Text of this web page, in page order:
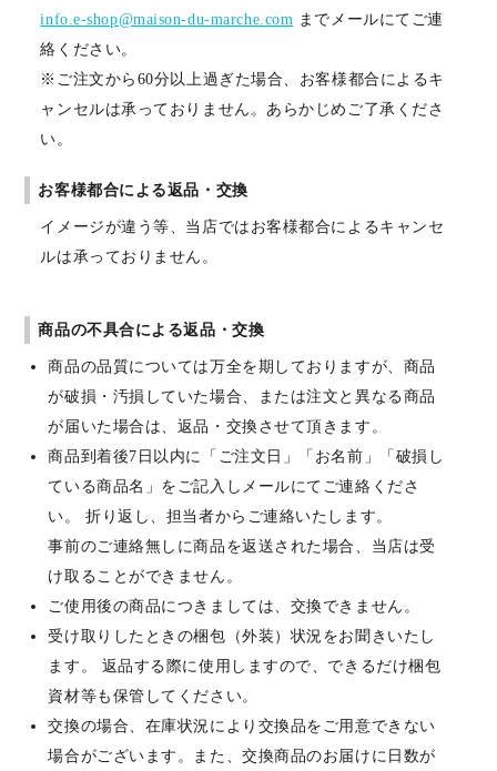
info.e-shop@maison-du-marche.com までメールにてご連
絡ください。
※ご注文から60分以上過ぎた場合、お客様都合によるキ
ャンセルは承っておりません。あらかじめご了承くださ
い。
お客様都合による返品・交換
イメージが違う等、当店ではお客様都合によるキャンセ
ルは承っておりません。
商品の不具合による返品・交換
商品の品質については万全を期しておりますが、商品
が破損・汚損していた場合、または注文と異なる商品
が届いた場合は、返品・交換させて頂きます。
商品到着後7日以内に「ご注文日」「お名前」「破損し
ている商品名」をご記入しメールにてご連絡くださ
い。 折り返し、担当者からご連絡いたします。
事前のご連絡無しに商品を返送された場合、当店は受
け取ることができません。
ご使用後の商品につきましては、交換できません。
受け取りしたときの梱包（外装）状況をお聞きいたし
ます。 返品する際に使用しますので、できるだけ梱包
資材等も保管してください。
交換の場合、在庫状況により交換品をご用意できない
場合がございます。また、交換商品のお届けに日数が